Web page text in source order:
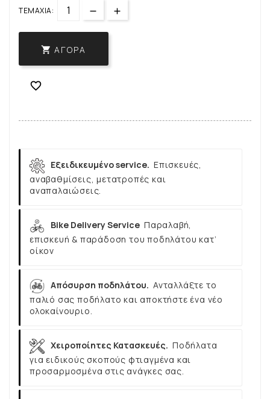
ΤΕΜΆΧΙΑ:
 ΑΓΟΡΆ

Εξειδικευμένο service. Επισκευές,
αναβαθμίσεις, μετατροπές και
αναπαλαιώσεις.
Bike Delivery Service Παραλαβή,
επισκευή & παράδοση του ποδηλάτου κατ’
οίκον
Απόσυρση ποδηλάτου. Ανταλλάξτε το
παλιό σας ποδήλατο και αποκτήστε ένα νέο
ολοκαίνουριο.
Χειροποίητες Κατασκευές. Ποδήλατα
για ειδικούς σκοπούς φτιαγμένα και
προσαρμοσμένα στις ανάγκες σας.